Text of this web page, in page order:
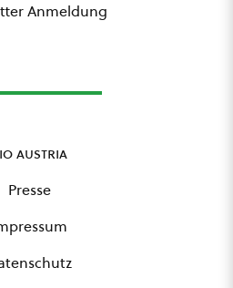
Anmeldung
austria
Presse